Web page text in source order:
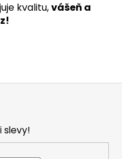
kvalitu,vášeň a
slevy!